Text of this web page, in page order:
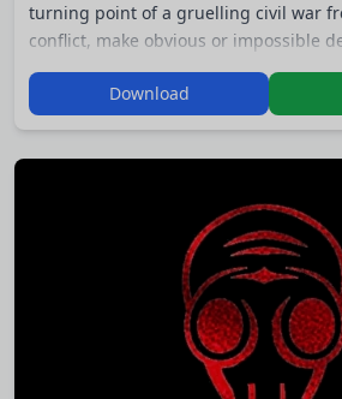
turning point of a gruelling civil war
conflict, make obvious or impossible
yourself in the terror and violence.
by death, for the end of one story is
Based on: [Stargazers]
details/TC3DX5iB0ugf4l9…
Download